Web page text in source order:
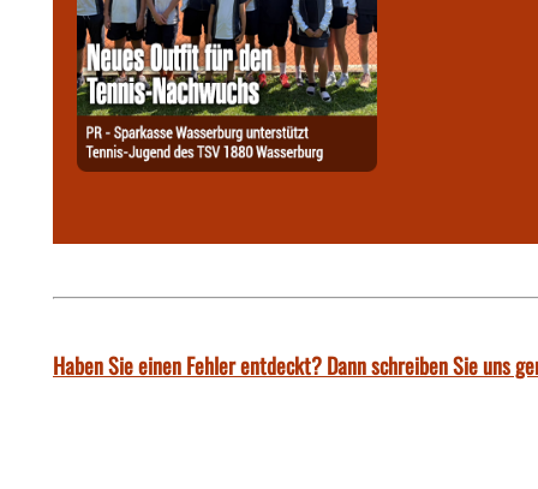
Haben Sie einen Fehler entdeckt? Dann schreiben Sie uns